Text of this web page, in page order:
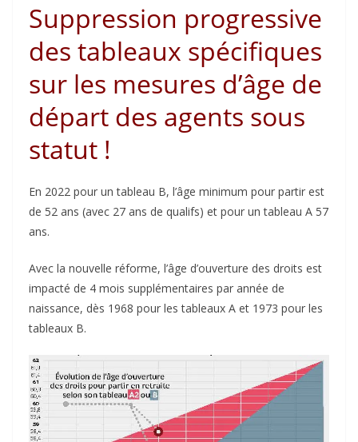
Suppression progressive
des tableaux spécifiques
sur les mesures d’âge de
départ des agents sous
statut !
En 2022 pour un tableau B, l’âge minimum pour partir est
de 52 ans (avec 27 ans de qualifs) et pour un tableau A 57
ans.
Avec la nouvelle réforme, l’âge d’ouverture des droits est
impacté de 4 mois supplémentaires par année de
naissance, dès 1968 pour les tableaux A et 1973 pour les
tableaux B.